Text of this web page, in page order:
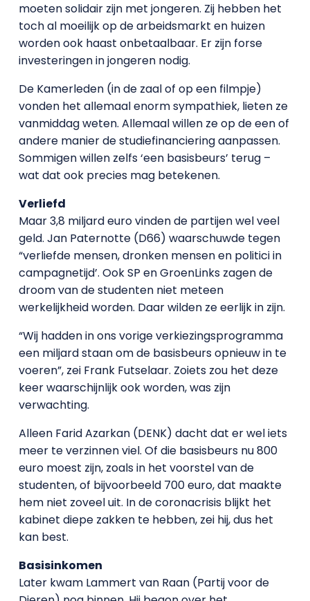
moeten solidair zijn met jongeren. Zij hebben het
toch al moeilijk op de arbeidsmarkt en huizen
worden ook haast onbetaalbaar. Er zijn forse
investeringen in jongeren nodig.
De Kamerleden (in de zaal of op een filmpje)
vonden het allemaal enorm sympathiek, lieten ze
vanmiddag weten. Allemaal willen ze op de een of
andere manier de studiefinanciering aanpassen.
Sommigen willen zelfs ‘een basisbeurs’ terug –
wat dat ook precies mag betekenen.
Verliefd
Maar 3,8 miljard euro vinden de partijen wel veel
geld. Jan Paternotte (D66) waarschuwde tegen
“verliefde mensen, dronken mensen en politici in
campagnetijd’. Ook SP en GroenLinks zagen de
droom van de studenten niet meteen
werkelijkheid worden. Daar wilden ze eerlijk in zijn.
“Wij hadden in ons vorige verkiezingsprogramma
een miljard staan om de basisbeurs opnieuw in te
voeren”, zei Frank Futselaar. Zoiets zou het deze
keer waarschijnlijk ook worden, was zijn
verwachting.
Alleen Farid Azarkan (DENK) dacht dat er wel iets
meer te verzinnen viel. Of die basisbeurs nu 800
euro moest zijn, zoals in het voorstel van de
studenten, of bijvoorbeeld 700 euro, dat maakte
hem niet zoveel uit. In de coronacrisis blijkt het
kabinet diepe zakken te hebben, zei hij, dus het
kan best.
Basisinkomen
Later kwam Lammert van Raan (Partij voor de